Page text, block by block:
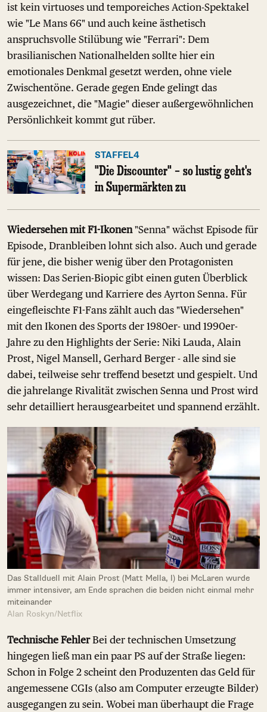
ist kein virtuoses und temporeiches Action-Spektakel
wie "Le Mans 66" und auch keine ästhetisch
anspruchsvolle Stilübung wie "Ferrari": Dem
brasilianischen Nationalhelden sollte hier ein
emotionales Denkmal gesetzt werden, ohne viele
Zwischentöne. Gerade gegen Ende gelingt das
ausgezeichnet, die "Magie" dieser außergewöhnlichen
Persönlichkeit kommt gut rüber.
STAFFEL4
"Die Discounter" – so lustig geht's
in Supermärkten zu
Wiedersehen mit F1-Ikonen"Senna" wächst Episode für
Episode, Dranbleiben lohnt sich also. Auch und gerade
für jene, die bisher wenig über den Protagonisten
wissen: Das Serien-Biopic gibt einen guten Überblick
über Werdegang und Karriere des Ayrton Senna. Für
eingefleischte F1-Fans zählt auch das "Wiedersehen"
mit den Ikonen des Sports der 1980er- und 1990er-
Jahre zu den Highlights der Serie: Niki Lauda, Alain
Prost, Nigel Mansell, Gerhard Berger - alle sind sie
dabei, teilweise sehr treffend besetzt und gespielt. Und
die jahrelange Rivalität zwischen Senna und Prost wird
sehr detailliert herausgearbeitet und spannend erzählt.
Das Stallduell mit Alain Prost (Matt Mella, l) bei McLaren wurde
immer intensiver, am Ende sprachen die beiden nicht einmal mehr
miteinander
Alan Roskyn/Netflix
Technische FehlerBei der technischen Umsetzung
hingegen ließ man ein paar PS auf der Straße liegen:
Schon in Folge 2 scheint den Produzenten das Geld für
angemessene CGIs (also am Computer erzeugte Bilder)
ausgegangen zu sein. Wobei man überhaupt die Frage